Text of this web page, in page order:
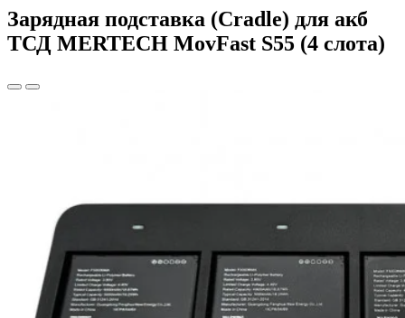
Зарядная подставка (Cradle) для акб
ТСД MERTECH MovFast S55 (4 слота)